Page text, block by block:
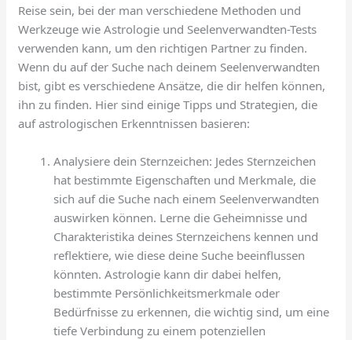
Reise sein, bei der man verschiedene Methoden und
Werkzeuge wie Astrologie und Seelenverwandten-Tests
verwenden kann, um den richtigen Partner zu finden.
Wenn du auf der Suche nach deinem Seelenverwandten
bist, gibt es verschiedene Ansätze, die dir helfen können,
ihn zu finden. Hier sind einige Tipps und Strategien, die
auf astrologischen Erkenntnissen basieren:
Analysiere dein Sternzeichen: Jedes Sternzeichen
hat bestimmte Eigenschaften und Merkmale, die
sich auf die Suche nach einem Seelenverwandten
auswirken können. Lerne die Geheimnisse und
Charakteristika deines Sternzeichens kennen und
reflektiere, wie diese deine Suche beeinflussen
könnten. Astrologie kann dir dabei helfen,
bestimmte Persönlichkeitsmerkmale oder
Bedürfnisse zu erkennen, die wichtig sind, um eine
tiefe Verbindung zu einem potenziellen